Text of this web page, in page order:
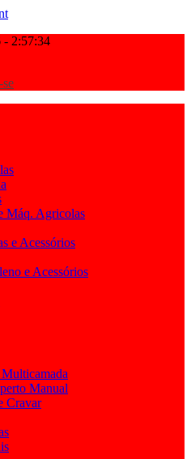
- 2:57:34
Máq. Agricolas
e Acessórios
e Acessórios
Manual
Cravar